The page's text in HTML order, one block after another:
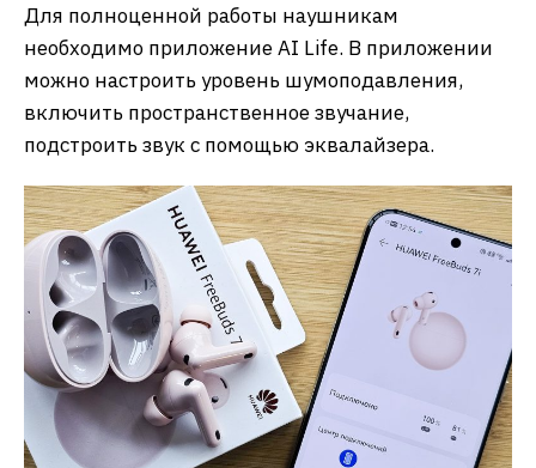
Для полноценной работы наушникам
необходимо приложение AI Life. В приложении
можно настроить уровень шумоподавления,
включить пространственное звучание,
подстроить звук с помощью эквалайзера.